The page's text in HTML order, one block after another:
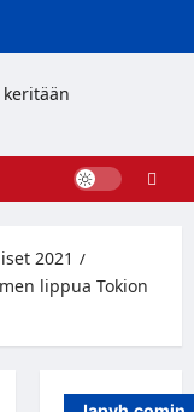
2021
lippua Tokion